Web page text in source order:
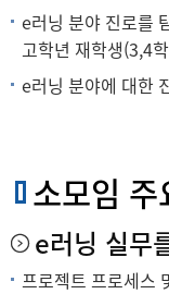
e러닝 분야 진로를
고학년 재학생(3,4
e러닝 분야에 대한
소모임 주
e러닝 실무
프로젝트 프로세스